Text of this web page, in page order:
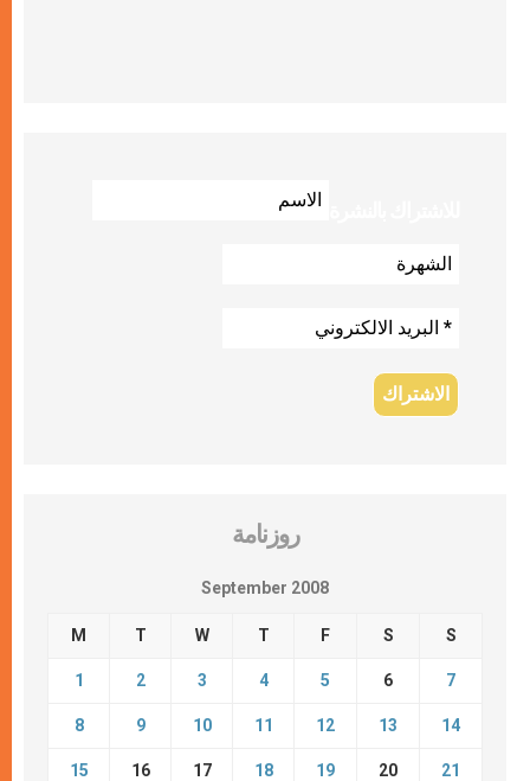
روزنامة
September 2008
M T W T F S S
1 2 3 4 5 6 7
8 9 10 11 12 13 14
15 16 17 18 19 20 21